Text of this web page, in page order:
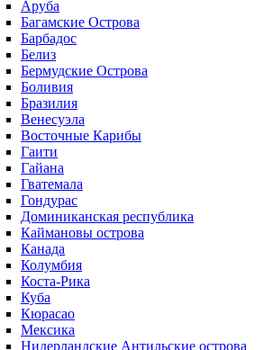
Аруба
Багамские Острова
Барбадос
Белиз
Бермудские Острова
Боливия
Бразилия
Венесуэла
Восточные Карибы
Гаити
Гайана
Гватемала
Гондурас
Доминиканская республика
Каймановы острова
Канада
Колумбия
Коста-Рика
Куба
Кюрасао
Мексика
Нидерландские Антильские острова